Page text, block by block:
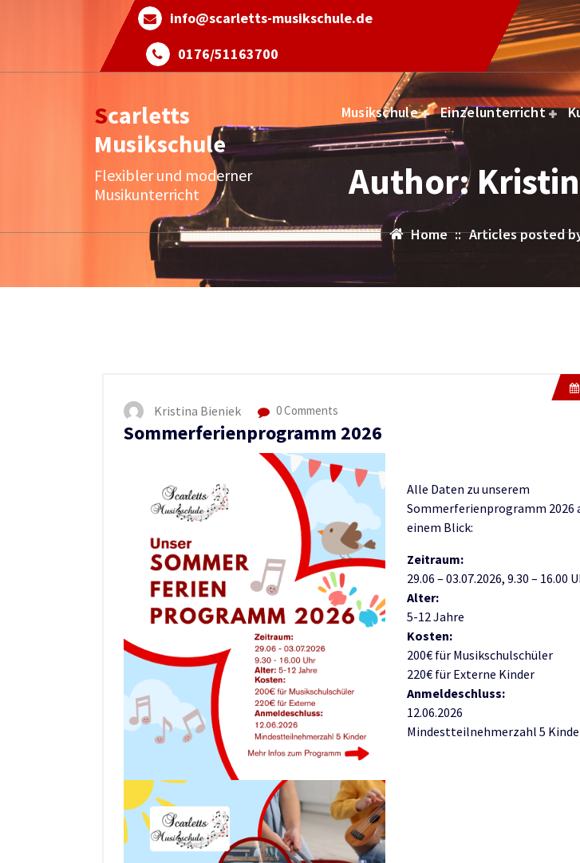
info@scarletts-musikschule.de
0176/51163700
Scarletts
Musikschule
Flexibler und moderner
Musikunterricht
Musikschule Einzelunterricht
Author:
Home :: Articles posted
Kristina Bieniek 0 Comments
Sommerferienprogramm 2026
Alle Daten zu unserem
Sommerferienprogramm 2026
einem Blick:
Zeitraum:
29.06 – 03.07.2026, 9.30 – 16.00
Alter:
5-12 Jahre
Kosten:
200€ für Musikschulschüler
220€ für Externe Kinder
Anmeldeschluss:
12.06.2026
Mindestteilnehmerzahl 5